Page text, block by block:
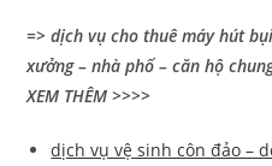
=> dịch vụ cho thuê máy hút
xưởng – nhà phố – căn hộ
XEM THÊM >>>>
dịch vụ vệ sinh côn đảo –